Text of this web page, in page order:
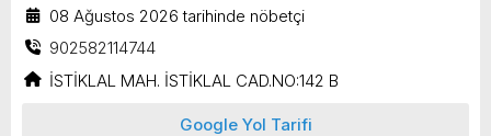
08 Ağustos 2026 tarihinde nöbetçi
902582114744
İSTİKLAL MAH. İSTİKLAL CAD.NO:142 B
Google Yol Tarifi